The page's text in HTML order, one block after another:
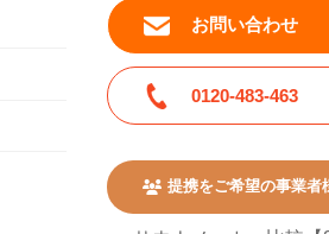
お問い合わせ
0120-483-463
提携をご希望の事業者